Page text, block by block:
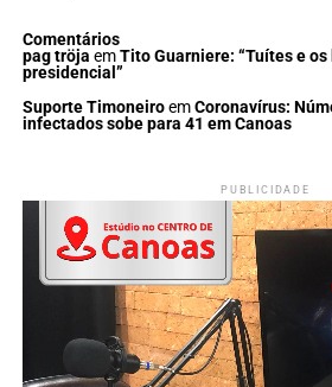
Comentários
pag tröja emTito Guarniere: “Tuítes e
presidencial”
Suporte TimoneiroemCoronavírus:
infectados sobe para 41 em Canoas
PUBLICIDADE